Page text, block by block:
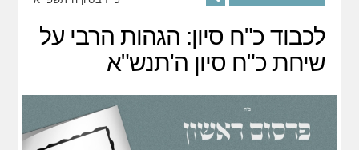
לכבוד כ"ח סיון: הגהות הרבי על
שיחת כ"ח סיון ה'תנש"א